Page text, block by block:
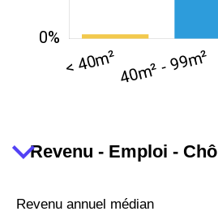
Revenu - Emploi -
Revenu annuel médian